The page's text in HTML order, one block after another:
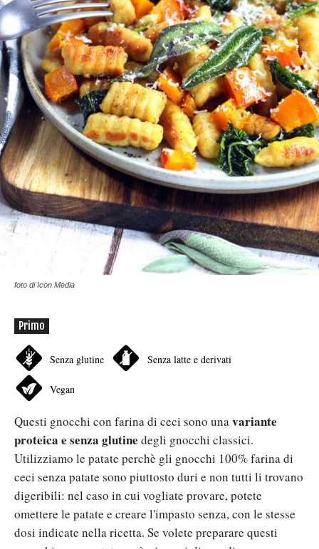
foto di Icon Media
Primo
Senza glutine Senza latte e derivati
Vegan
Questi gnocchi con farina di ceci sono una variante
proteica e senza glutine degli gnocchi classici.
Utilizziamo le patate perchè gli gnocchi 100% farina di
ceci senza patate sono piuttosto duri e non tutti li trovano
digeribili: nel caso in cui vogliate provare, potete
omettere le patate e creare l'impasto senza, con le stesse
dosi indicate nella ricetta. Se volete preparare questi